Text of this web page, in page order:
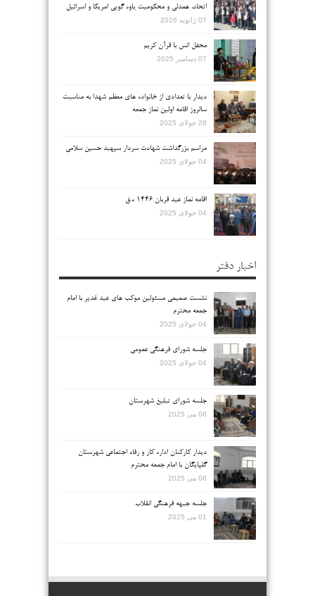
اتحاد، همدلی و محکومیت یاوه گویی امریکا و اسرائیل
07 ژانویه 2026
محفل انس با قرآن کریم
07 دسامبر 2025
دیدار با تعدادی از خانواده های معظم شهدا به مناسبت
سالروز اقامه اولین نماز جمعه
28 جولای 2025
مراسم بزرگداشت شهادت سردار سپهبد حسین سلامی
04 جولای 2025
اقامه نماز عید قربان ۱۴۴۶ ه.ق
04 جولای 2025
اخبار دفتر
نشست صمیمی مسئولین موکب های عید غدیر با امام
جمعه محترم
04 جولای 2025
جلسه شورای فرهنگی عمومی
04 جولای 2025
جلسه شورای تبلیغ شهرستان
08 می 2025
دیدار کارکنان اداره کار و رفاه اجتماعی شهرستان
گلپایگان با امام جمعه محترم
08 می 2025
جلسه جبهه فرهنگی انقلاب
01 می 2025